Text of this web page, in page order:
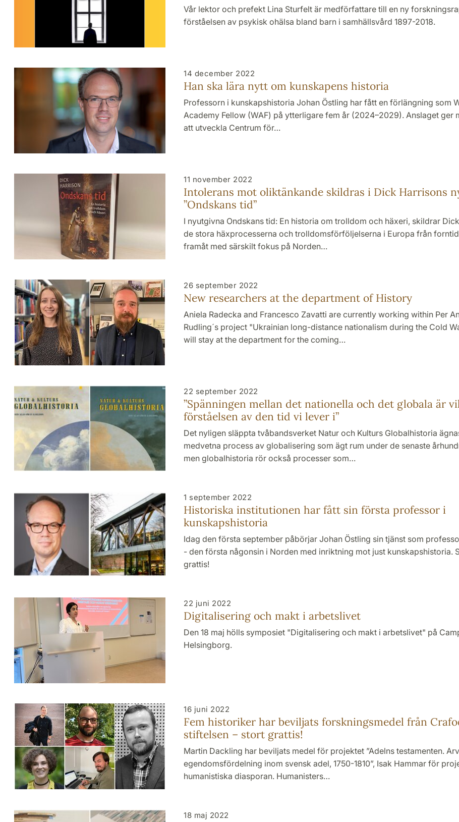
Vår lektor och prefekt Lina Sturfelt är medförfattare till en ny
förståelsen av psykisk ohälsa bland barn i samhällsvård 1897-2018.
14 december 2022
Han ska lära nytt om kunskapens historia
Professorn i kunskapshistoria Johan Östling har fått en förlängning som
Academy Fellow (WAF) på ytterligare fem år (2024–2029). Anslaget ger
att utveckla Centrum för…
11 november 2022
Intolerans mot oliktänkande skildras i Dick Harrisons
”Ondskans tid”
I nyutgivna Ondskans tid: En historia om trolldom och häxeri, skildrar
de stora häxprocesserna och trolldomsförföljelserna i Europa från
framåt med särskilt fokus på Norden…
26 september 2022
New researchers at the department of History
Aniela Radecka and Francesco Zavatti are currently working within Per
Rudling´s project "Ukrainian long-distance nationalism during the Cold
will stay at the department for the coming…
22 september 2022
”Spänningen mellan det nationella och det globala är
förståelsen av den tid vi lever i”
Det nyligen släppta tvåbandsverket Natur och Kulturs Globalhistoria
medvetna process av globalisering som ägt rum under de senaste
men globalhistoria rör också processer som…
1 september 2022
Historiska institutionen har fått sin första professor i
kunskapshistoria
Idag den första september påbörjar Johan Östling sin tjänst som
- den första någonsin i Norden med inriktning mot just kunskapshistoria.
grattis!
22 juni 2022
Digitalisering och makt i arbetslivet
Den 18 maj hölls symposiet "Digitalisering och makt i arbetslivet" på
Helsingborg.
16 juni 2022
Fem historiker har beviljats forskningsmedel från
stiftelsen – stort grattis!
Martin Dackling har beviljats medel för projektet ”Adelns testamenten.
egendomsfördelning inom svensk adel, 1750-1810”, Isak Hammar för
humanistiska diasporan. Humanisters…
18 maj 2022